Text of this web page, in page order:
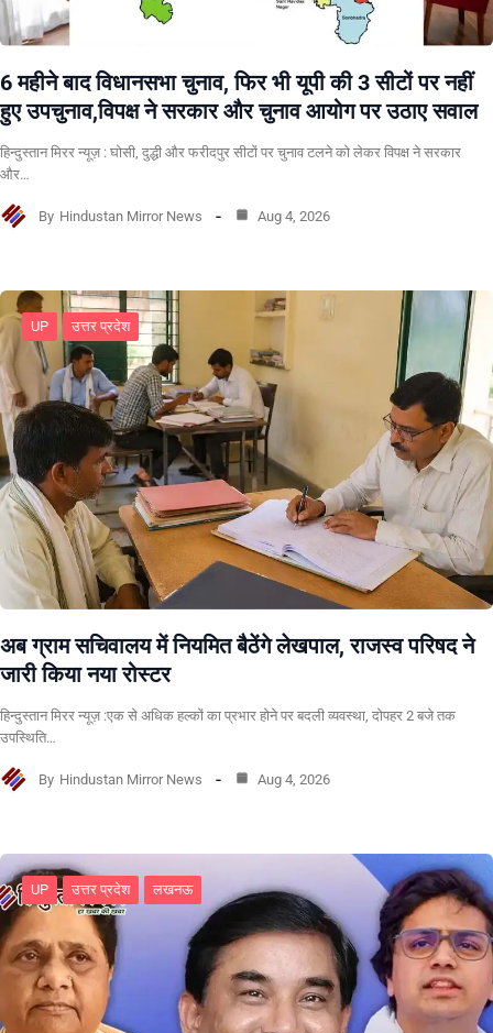
6 महीने बाद विधानसभा चुनाव, फिर भी यूपी की 3 सीटों पर नहीं
हुए उपचुनाव,विपक्ष ने सरकार और चुनाव आयोग पर उठाए सवाल
हिन्दुस्तान मिरर न्यूज़ : घोसी, दुद्धी और फरीदपुर सीटों पर चुनाव टलने को लेकर विपक्ष ने सरकार
और…
By Hindustan Mirror News Aug 4, 2026
UP उत्तर प्रदेश
अब ग्राम सचिवालय में नियमित बैठेंगे लेखपाल, राजस्व परिषद ने
जारी किया नया रोस्टर
हिन्दुस्तान मिरर न्यूज़ :एक से अधिक हल्कों का प्रभार होने पर बदली व्यवस्था, दोपहर 2 बजे तक
उपस्थिति…
By Hindustan Mirror News Aug 4, 2026
UP उत्तर प्रदेश लखनऊ